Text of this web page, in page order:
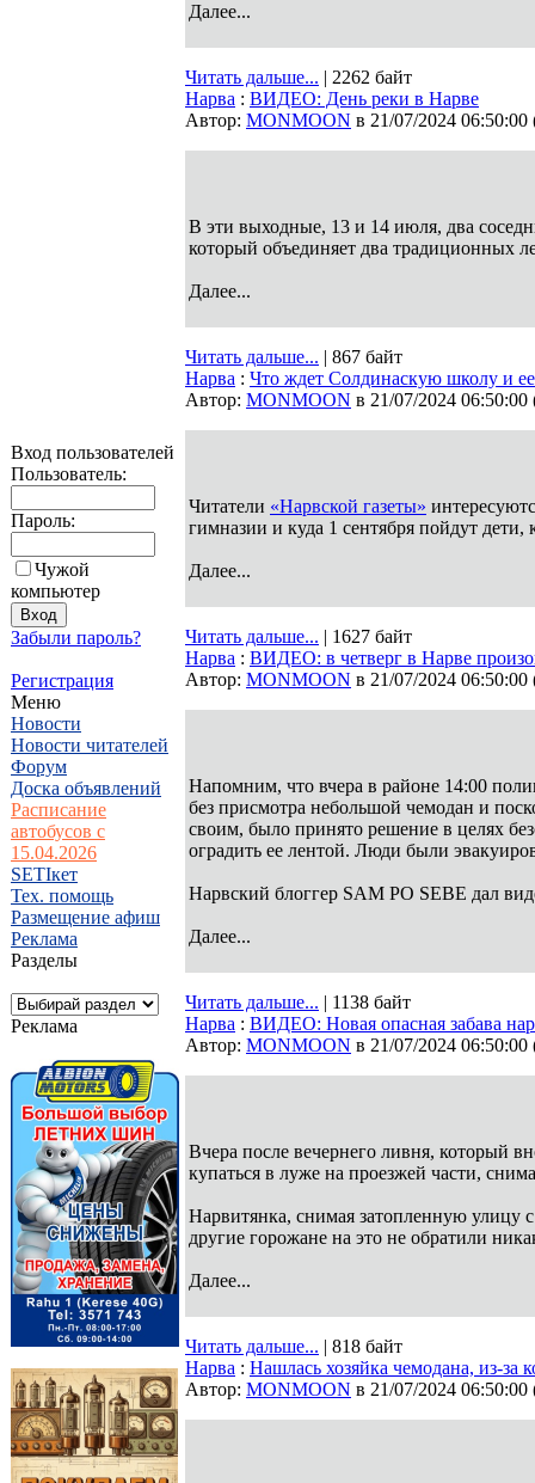
Вход пользователей
Пользователь:
Пароль:
Чужой
компьютер
Забыли пароль?
Регистрация
Меню
Новости
Новости читателей
Форум
Доска объявлений
Расписание
автобусов с
15.04.2026
SETIкет
Тех. помощь
Размещение афиш
Реклама
Разделы
Реклама
Далее...
Читать дальше... | 2262 байт
Нарва : ВИДЕО: День реки в Нарве
Автор: MONMOON в 21/07/2024 06:50:00
В эти выходные, 13 и 14 июля, два
который объединяет два традиционных
Далее...
Читать дальше... | 867 байт
Нарва : Что ждет Солдинаскую школу и
Автор: MONMOON в 21/07/2024 06:50:00
Читатели «Нарвской газеты»
гимназии и куда 1 сентября пойдут дети,
Далее...
Читать дальше... | 1627 байт
Нарва : ВИДЕО: в четверг в Нарве
Автор: MONMOON в 21/07/2024 06:50:00
Напомним, что вчера в районе 14:00
без присмотра небольшой чемодан и
своим, было принято решение в целях
оградить ее лентой. Люди были
Нарвский блоггер SAM PO SEBE дал
Далее...
Читать дальше... | 1138 байт
Нарва : ВИДЕО: Новая опасная забава
Автор: MONMOON в 21/07/2024 06:50:00
Вчера после вечернего ливня, который
купаться в луже на проезжей части,
Нарвитянка, снимая затопленную улицу
другие горожане на это не обратили
Далее...
Читать дальше... | 818 байт
Нарва : Нашлась хозяйка чемодана, из-
Автор: MONMOON в 21/07/2024 06:50:00